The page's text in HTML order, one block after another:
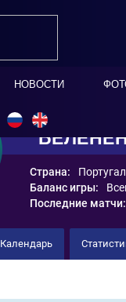
НОВОСТИ
Страна:
Баланс игры:
Последние матчи:
Календарь